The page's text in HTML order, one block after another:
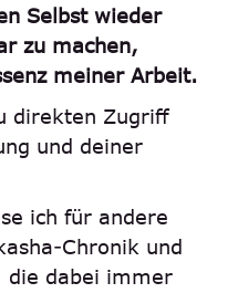
Selbst wieder
zu machen,
meiner Arbeit.
direkten Zugriff
und deiner
ich für andere
Chronik und
die dabei immer